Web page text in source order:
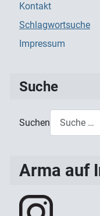
Kontakt
Schlagwortsuche
Impressum
Suche
Suchen
Arma auf